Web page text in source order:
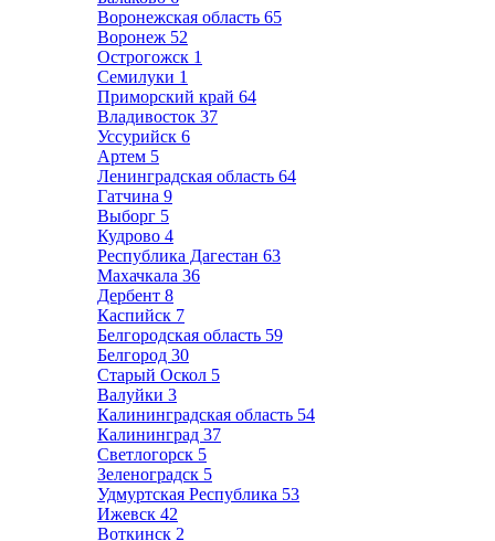
Воронежская область 65
Воронеж 52
Острогожск 1
Семилуки 1
Приморский край 64
Владивосток 37
Уссурийск 6
Артем 5
Ленинградская область 64
Гатчина 9
Выборг 5
Кудрово 4
Республика Дагестан 63
Махачкала 36
Дербент 8
Каспийск 7
Белгородская область 59
Белгород 30
Старый Оскол 5
Валуйки 3
Калининградская область 54
Калининград 37
Светлогорск 5
Зеленоградск 5
Удмуртская Республика 53
Ижевск 42
Воткинск 2